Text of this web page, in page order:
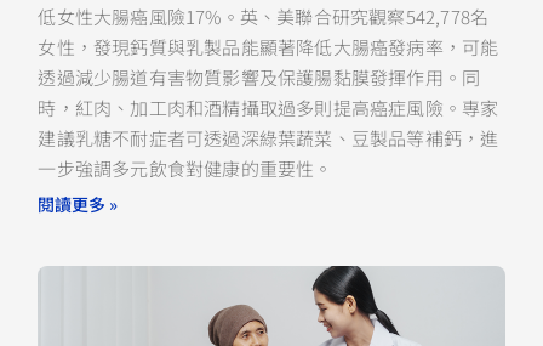
低女性大腸癌風險17%。英、美聯合研究觀察542,778名
女性，發現鈣質與乳製品能顯著降低大腸癌發病率，可能
透過減少腸道有害物質影響及保護腸黏膜發揮作用。同
時，紅肉、加工肉和酒精攝取過多則提高癌症風險。專家
建議乳糖不耐症者可透過深綠葉蔬菜、豆製品等補鈣，進
一步強調多元飲食對健康的重要性。
閱讀更多 »